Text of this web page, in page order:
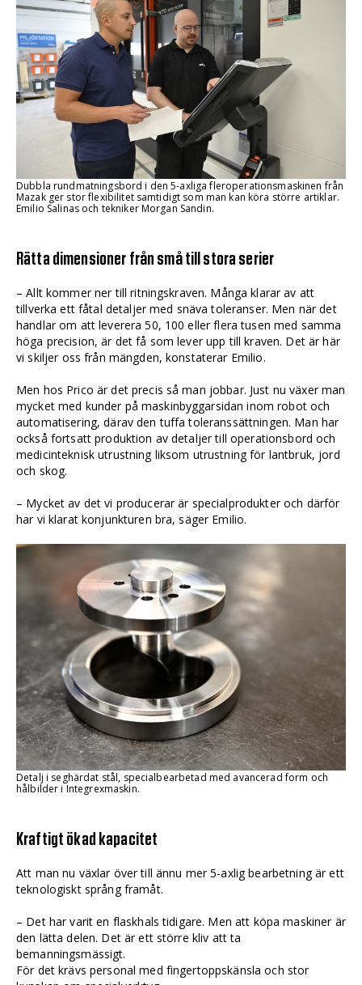
Dubbla rundmatningsbord i den 5-axliga fleroperationsmaskinen från
Mazak ger stor flexibilitet samtidigt som man kan köra större artiklar.
Emilio Salinas och tekniker Morgan Sandin.
Rätta dimensioner från små till stora serier
– Allt kommer ner till ritningskraven. Många klarar av att
tillverka ett fåtal detaljer med snäva toleranser. Men när det
handlar om att leverera 50, 100 eller flera tusen med samma
höga precision, är det få som lever upp till kraven. Det är här
vi skiljer oss från mängden, konstaterar Emilio.
Men hos Prico är det precis så man jobbar. Just nu växer man
mycket med kunder på maskinbyggarsidan inom robot och
automatisering, därav den tuffa toleranssättningen. Man har
också fortsatt produktion av detaljer till operationsbord och
medicinteknisk utrustning liksom utrustning för lantbruk, jord
och skog.
– Mycket av det vi producerar är special­produkter och därför
har vi klarat konjunkturen bra, säger Emilio.
Detalj i seghärdat stål, specialbearbetad med avancerad form och
hålbilder i Integrexmaskin.
Kraftigt ökad kapacitet
Att man nu växlar över till ännu mer 5-axlig bearbetning är ett
teknologiskt språng framåt.
– Det har varit en flaskhals tidigare. Men att köpa maskiner är
den lätta delen. Det är ett större kliv att ta
bemanningsmässigt.
För det krävs personal med fingertoppskänsla och stor